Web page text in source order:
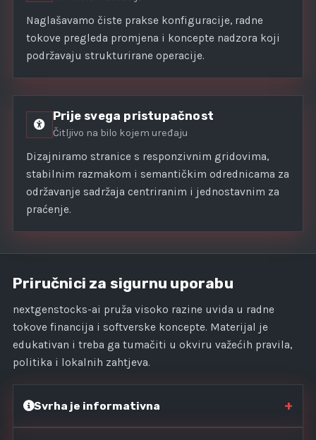
Naglašavamo čiste prakse konfiguracije, radne
tokove pregleda promjena i koncepte nadzora koji
podržavaju strukturirane operacije.
Prije svega pristupačnost
Čitljivo na bilo kojem uređaju
Dizajniramo stranice s responzivnim gridovima,
stabilnim razmakom i semantičkim odrednicama za
održavanje sadržaja centriranim i jednostavnim za
praćenje.
Priručnici za sigurnu uporabu
nextgenstocks-ai pruža visoko razine uvida u radne
tokove financija i softverske koncepte. Materijal je
edukativan i treba ga tumačiti u okviru važećih pravila,
politika i lokalnih zahtjeva.
Svrha je informativna +